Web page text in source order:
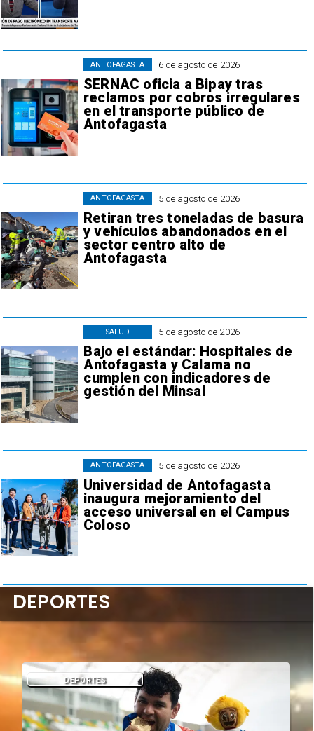
6 de agosto de 2026
SERNAC oficia a Bipay tras
reclamos por cobros irregulares
en el transporte público de
Antofagasta
ANTOFAGASTA
5 de agosto de 2026
Retiran tres toneladas de basura
y vehículos abandonados en el
sector centro alto de
Antofagasta
ANTOFAGASTA
5 de agosto de 2026
Bajo el estándar: Hospitales de
Antofagasta y Calama no
cumplen con indicadores de
gestión del Minsal
SALUD
5 de agosto de 2026
Universidad de Antofagasta
inaugura mejoramiento del
acceso universal en el Campus
Coloso
ANTOFAGASTA
ANTOFAGASTA
DEPORTES